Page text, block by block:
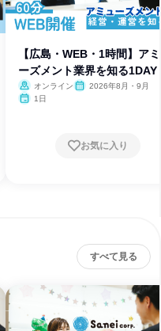
【広島・WEB・1時間】ア
ーズメント業界を知る1DAY
オンライン
2026年8月・9月
1日
お気に入り
すべて見る